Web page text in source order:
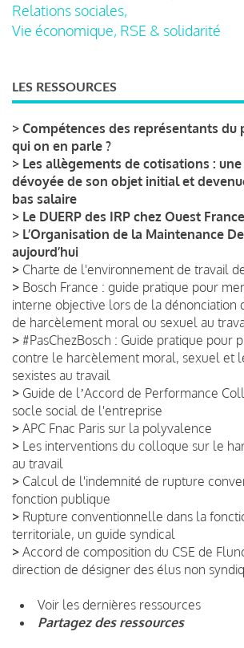
Relations sociales,
Vie économique, RSE & solidarité
LES RESSOURCES
> Compétences des représentants du
qui on en parle ?
> Les allègements de cotisations :
dévoyée de son objet initial et
bas salaire
> Le DUERP des IRP chez Ouest France
> L’Organisation de la Maintenance
aujourd’hui
> Charte de l'environnement de travail
> Bosch France : guide pratique pour
interne objective lors de la dénonciation
de harcèlement moral ou sexuel au
> #PasChezBosch : Guide pratique pour
contre le harcèlement moral, sexuel et
sexistes au travail
> Guide de lʼAccord de Performance
socle social de l'entreprise
> APC Fnac Paris sur la polyvalence
> Les interventions du colloque sur le
au travail
> Calcul de l'indemnité de rupture
fonction publique
> Rupture conventionnelle dans la
territoriale, un guide syndical
> Accord de composition du CSE de
direction de désigner des élus non
Voir les dernières ressources
Partagez des ressources